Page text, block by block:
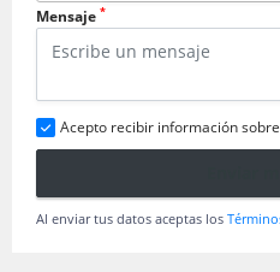
Mensaje *
Acepto recibir información
Al enviar tus datos aceptas los